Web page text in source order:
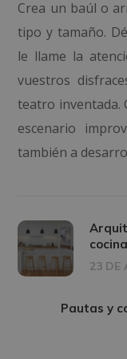
Crea un baúl o
tipo y tamaño.
le llame la
vuestros
teatro inventada.
escenario
también a
cocina
23 DE
Pautas y